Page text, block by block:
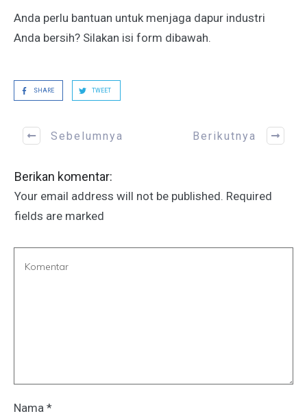
Anda perlu bantuan untuk menjaga dapur industri
Anda bersih? Silakan isi form dibawah.
SHARE TWEET
Sebelumnya Berikutnya
Berikan komentar:
Your email address will not be published. Required
fields are marked
Nama *